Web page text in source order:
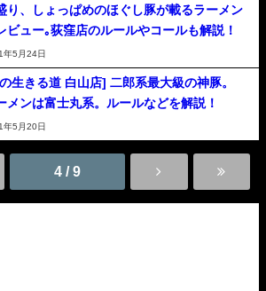
り、しょっぱめのほぐし豚が載るラーメン
ビュー｡荻窪店のルールやコールも解説！
年5月24日
生きる道 白山店] 二郎系最大級の神豚。
メンは富士丸系。ルールなどを解説！
年5月20日
4 / 9